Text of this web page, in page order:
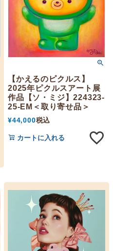
【かえるのピクルス】
2025年ピクルスアート展
作品【ソ・ミジ】224323-
25-EM＜取り寄せ品＞
¥44,000税込
カートに入れる